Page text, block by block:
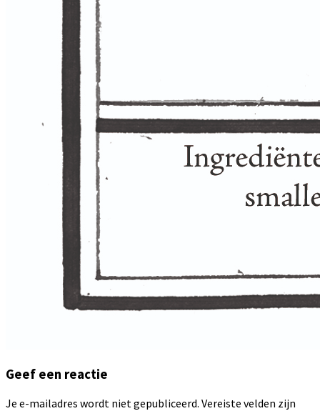
Geef een reactie
Je e-mailadres wordt niet gepubliceerd. Vereiste velden zijn